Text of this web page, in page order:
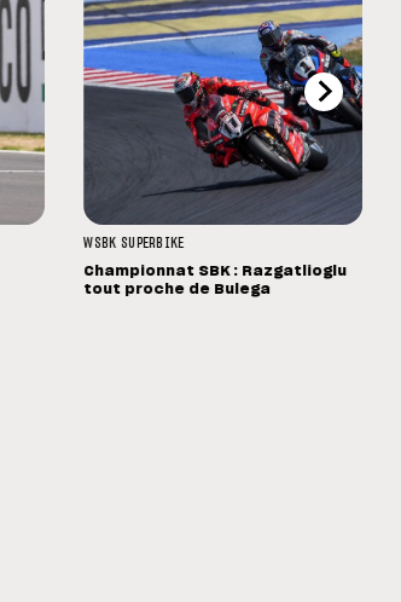
WSBK SUPERBIKE
Championnat SBK : Razgatlioglu
tout proche de Bulega